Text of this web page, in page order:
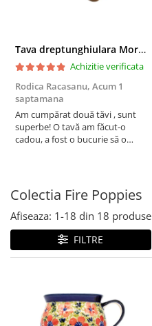
Recipiente depozitare
Vaze
Accesorii decorative
Accesorii masa
Baie
Colectia Basket of Blue
Colectii Artistice
Colectiile Country
Colectia Sweet Dreams
Colectia Leaf Bed
Colectia Autumn Garden
Colectia Berries
Colectia Butterfly Dance
Colectia Morning Sunrise
Colectia Infinity
Colectia Blue Sea
Colectia Wild Hearts
Tava dreptunghiulara Morning Sunrise, ceramica smaltuita, pictata manual, 27,0 X 32, 5 cm
Achizitie verificata
Rodica Racasanu, Acum 1
saptamana
Am cumpărat două tăvi , sunt
superbe! O tavă am făcut-o
cadou, a fost o bucurie să o
viață. Vă mulțumesc!
Colectia Fire Poppies
Afiseaza: 1-18 din 18 produse
FILTRE